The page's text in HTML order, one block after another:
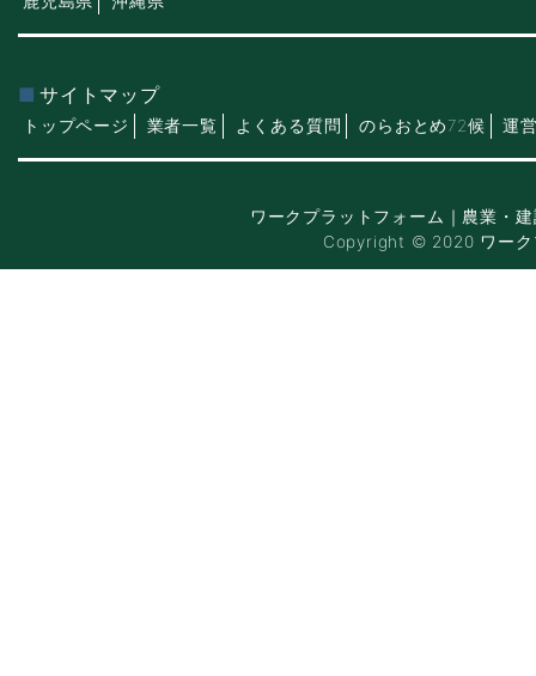
サイトマップ
トップページ 業者一覧 よくある質問 のらおとめ72候 運
ワークプラットフォーム｜農業・
Copyright © 2020 ワーク